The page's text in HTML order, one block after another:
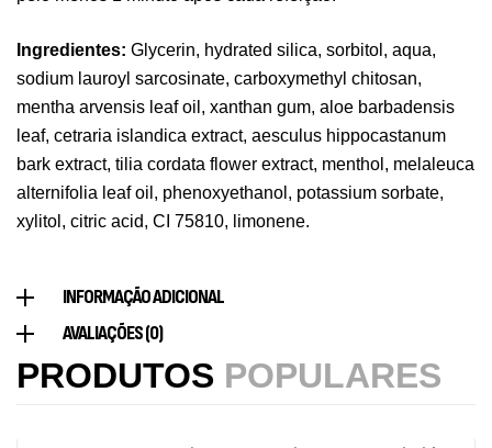
Ingredientes: Glycerin, hydrated silica, sorbitol, aqua,
sodium lauroyl sarcosinate, carboxymethyl chitosan,
mentha arvensis leaf oil, xanthan gum, aloe barbadensis
leaf, cetraria islandica extract, aesculus hippocastanum
bark extract, tilia cordata flower extract, menthol, melaleuca
alternifolia leaf oil, phenoxyethanol, potassium sorbate,
xylitol, citric acid, CI 75810, limonene.
INFORMAÇÃO ADICIONAL
AVALIAÇÕES (0)
PRODUTOS POPULARES
Triple Magnesium + B6 P-5-P 90 Cápsulas
Ostrovit
Suplementos
9,50€
Vitamin D3 + K2 90 Comprimidos Ostrovit
Saúde Óssea Suplementos
Magnesium + Potassium 20 Comprimidos
Efervescentes Ostrovit
Suplementos ,Vitaminas e Minerais